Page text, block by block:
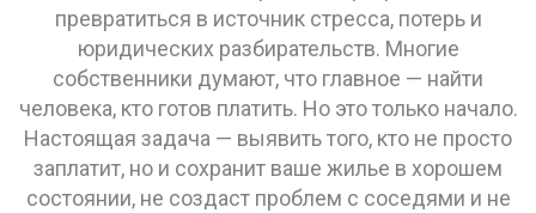
превратиться в источник стресса, потерь и
юридических разбирательств. Многие
собственники думают, что главное — найти
человека, кто готов платить. Но это только начало.
Настоящая задача — выявить того, кто не просто
заплатит, но и сохранит ваше жилье в хорошем
состоянии, не создаст проблем с соседями и не